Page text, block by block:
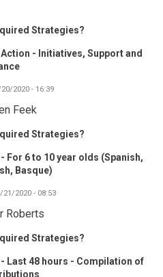
Strategies?
Action - Initiatives, Support and
2020 - 16:39
Feek
Strategies?
For 6 to 10 year olds (Spanish,
Basque)
21/2020 - 08:53
Roberts
Strategies?
- Last 48 hours - Compilation of